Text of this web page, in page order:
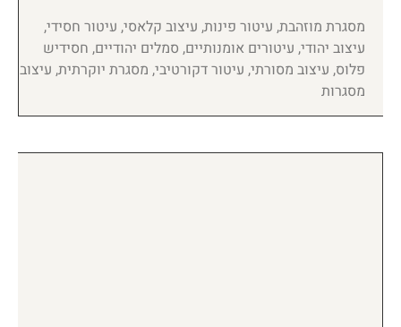
מסגרת מוזהבת, עיטור פינות, עיצוב קלאסי, עיטור חסידי,
עיצוב יהודי, עיטורים אומנותיים, סמלים יהודיים, חסידיש
פלוס, עיצוב מסורתי, עיטור דקורטיבי, מסגרת יוקרתית, עיצוב
מסגרות